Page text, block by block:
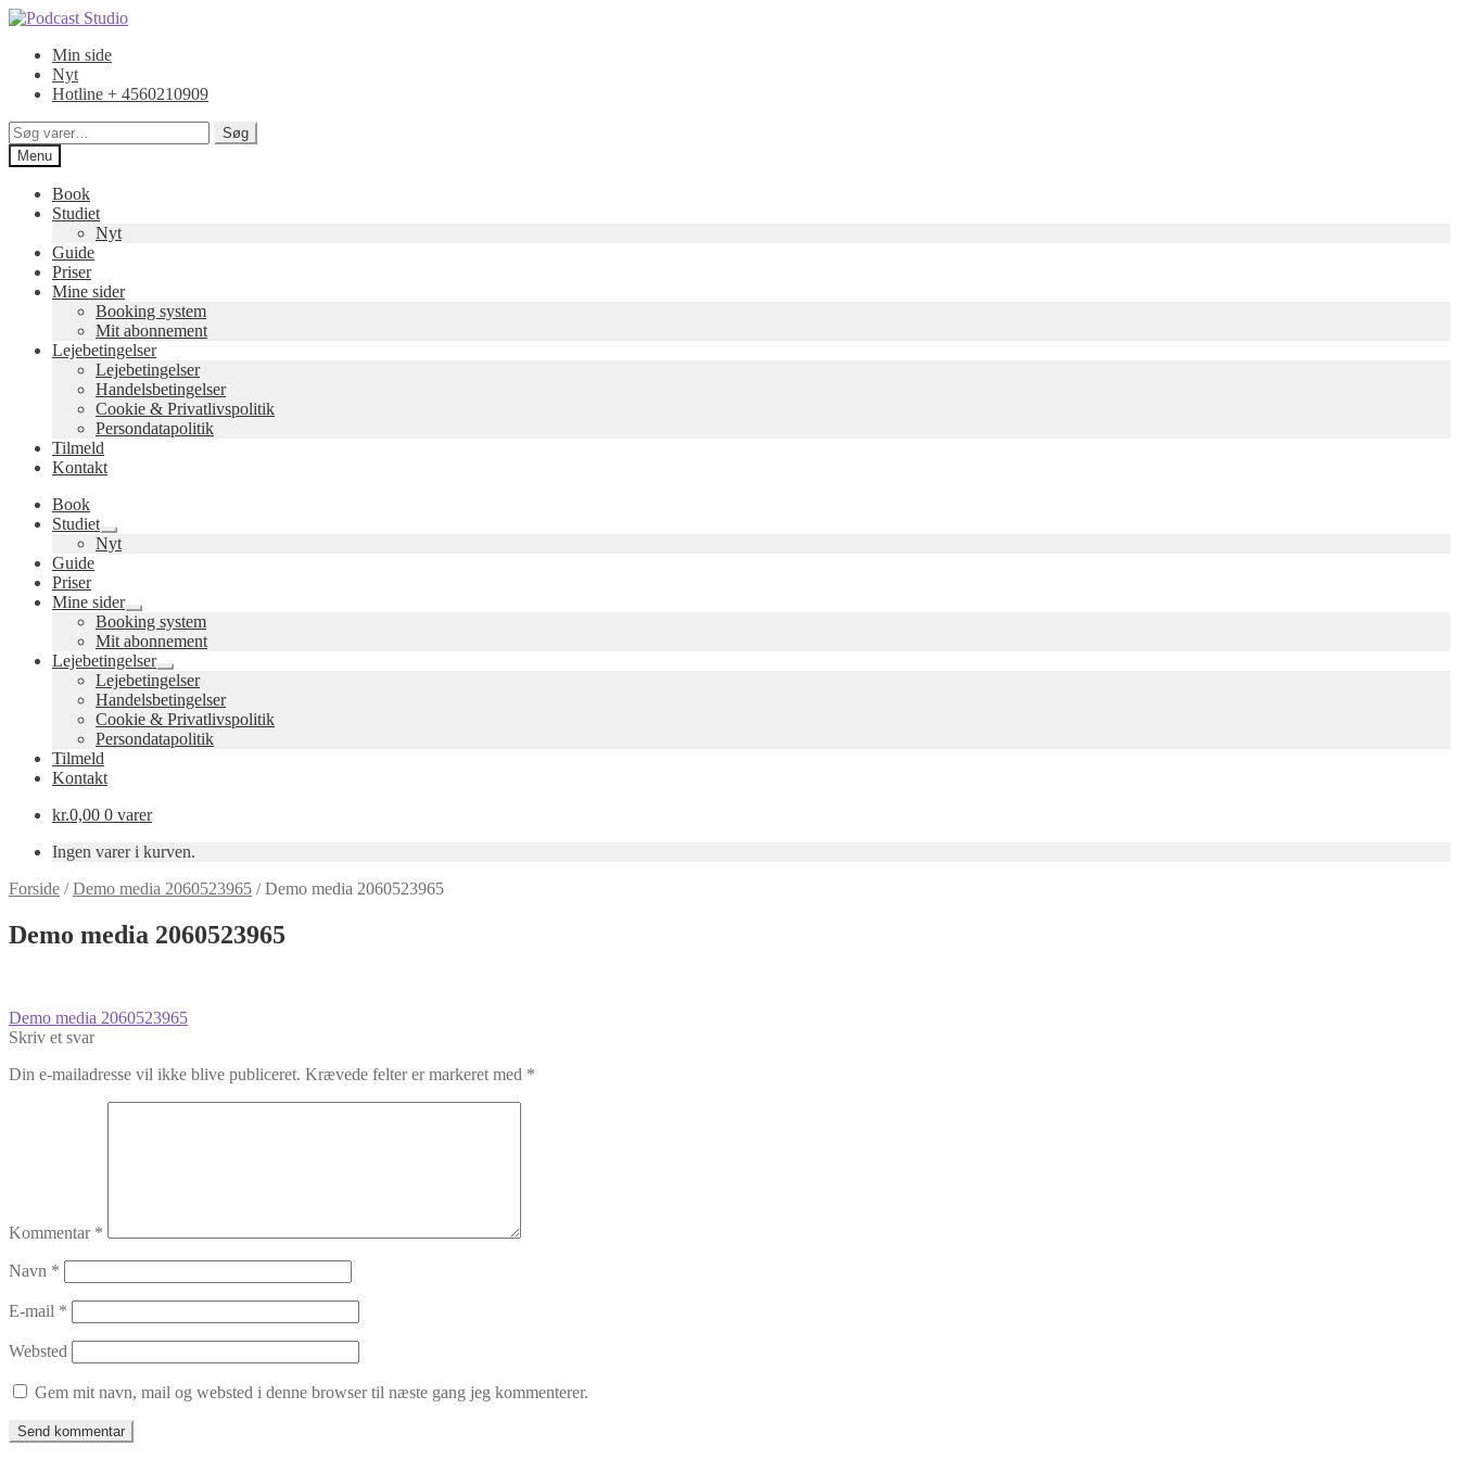
Spring
navigation
Spring
indholdMin side
Nyt
Hotline + 4560210909
Søg
efter:
Søg
Menu
Book
Studiet
Nyt
Guide
Priser
Mine sider
Booking system
Mit abonnement
Lejebetingelser
Lejebetingelser
Handelsbetingelser
Cookie & Privatlivspolitik
Persondatapolitik
Tilmeld
Kontakt
Book
Studiet
Udfold
undermenu
Nyt
Guide
Priser
Mine sider
Udfold
undermenu
Booking system
Mit abonnement
Lejebetingelser
Udfold
undermenu
Lejebetingelser
Handelsbetingelser
Cookie & Privatlivspolitik
Persondatapolitik
Tilmeld
Kontakt
kr.0,00 0 varer
Ingen varer i kurven.
Forside /Demo media 2060523965 /Demo media 2060523965
Demo media 2060523965
Indlægsnavigation
Forrige
indlæg:
Demo media 2060523965
Skriv et svar
Din e-mailadresse vil ikke blive publiceret. Krævede felter er markeret med *
Kommentar *
Navn *
E-mail *
Websted
Gem mit navn, mail og websted i denne browser til næste gang jeg kommenterer.